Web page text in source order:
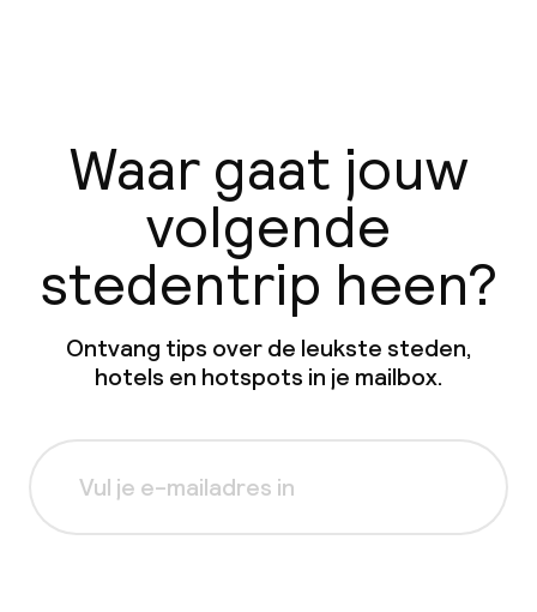
Waar gaat jouw
volgende
stedentrip heen?
Ontvang tips over de leukste steden,
hotels en hotspots in je mailbox.